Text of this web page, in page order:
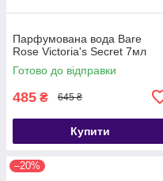
Парфумована вода Bare
Rose Victoria's Secret 7мл
Готово до відправки
485 ₴ 645 ₴
Купити
–20%